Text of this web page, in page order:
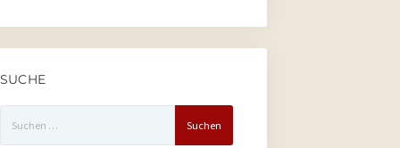
SUCHE
nach: